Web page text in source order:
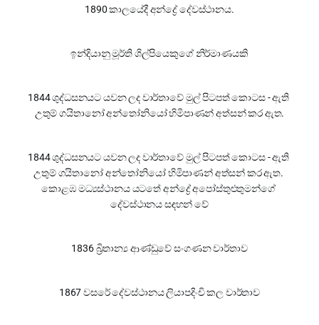
1890 කාලයේදී අන්ද්‍රේ දේවස්ථානය.
ඉන්දියානු මූර්ති ශිල්පියෙකුගේ නිර්මාණයකි
1844 ශුද්ධසනයට යවන ලද වාර්තාවේ මුල් පිටපත් කොටස - ඇති
උතුම් ගයිතානෝ අන්තෝනියෝ හිමිපාණන් අත්සන් කර ඇත.
1844 ශුද්ධසනයට යවන ලද වාර්තාවේ මුල් පිටපත් කොටස - ඇති
උතුම් ගයිතානෝ අන්තෝනියෝ හිමිපාණන් අත්සන් කර ඇත.
කොළඹ මධ්‍යස්ථානය යටතේ අන්ද්‍රේ අපෝස්තුළුතුමන්ගේ
දේවස්ථානය සඳහන් වේ
1836 බ්‍රිතාන්‍ය ආණ්ඩුවේ සංගණන වාර්තාව
1867 වසරේ දේවස්ථානය ලියාපදිංචි කල වාර්තාව